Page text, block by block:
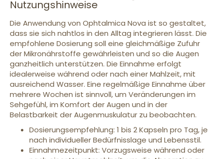
Nutzungshinweise
Die Anwendung von Ophtalmica Nova ist so gestaltet,
dass sie sich nahtlos in den Alltag integrieren lässt. Die
empfohlene Dosierung soll eine gleichmäßige Zufuhr
der Mikronährstoffe gewährleisten und so die Augen
ganzheitlich unterstützen. Die Einnahme erfolgt
idealerweise während oder nach einer Mahlzeit, mit
ausreichend Wasser. Eine regelmäßige Einnahme über
mehrere Wochen ist sinnvoll, um Veränderungen im
Sehgefühl, im Komfort der Augen und in der
Belastbarkeit der Augenmuskulatur zu beobachten.
Dosierungsempfehlung: 1 bis 2 Kapseln pro Tag, je
nach individueller Bedürfnisslage und Lebensstil.
Einnahmezeitpunkt: Vorzugsweise während oder